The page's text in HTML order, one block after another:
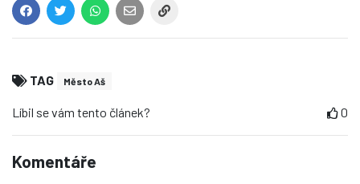
TAG Město Aš
Líbil se vám tento článek? 0
Komentáře